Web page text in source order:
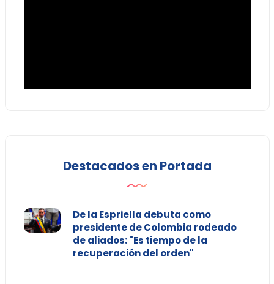
Destacados en Portada
De la Espriella debuta como
presidente de Colombia rodeado
de aliados: "Es tiempo de la
recuperación del orden"